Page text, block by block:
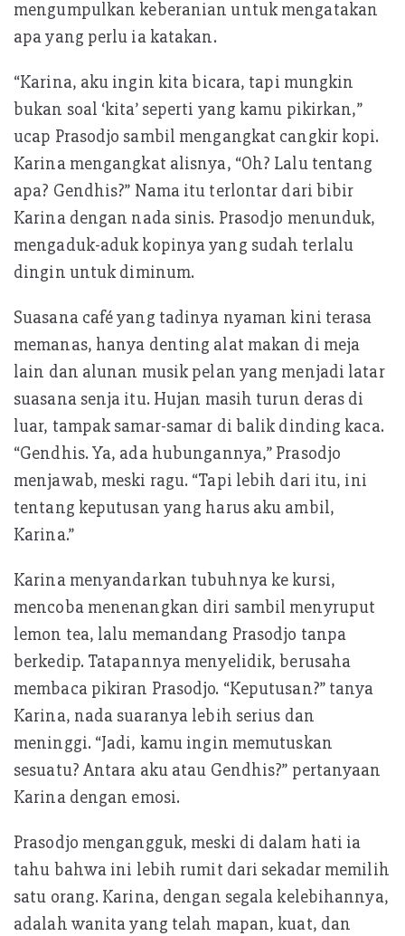
mengumpulkan keberanian untuk mengatakan
apa yang perlu ia katakan.
“Karina, aku ingin kita bicara, tapi mungkin
bukan soal ‘kita’ seperti yang kamu pikirkan,”
ucap Prasodjo sambil mengangkat cangkir kopi.
Karina mengangkat alisnya, “Oh? Lalu tentang
apa? Gendhis?” Nama itu terlontar dari bibir
Karina dengan nada sinis. Prasodjo menunduk,
mengaduk-aduk kopinya yang sudah terlalu
dingin untuk diminum.
Suasana café yang tadinya nyaman kini terasa
memanas, hanya denting alat makan di meja
lain dan alunan musik pelan yang menjadi latar
suasana senja itu. Hujan masih turun deras di
luar, tampak samar-samar di balik dinding kaca.
“Gendhis. Ya, ada hubungannya,” Prasodjo
menjawab, meski ragu. “Tapi lebih dari itu, ini
tentang keputusan yang harus aku ambil,
Karina.”
Karina menyandarkan tubuhnya ke kursi,
mencoba menenangkan diri sambil menyruput
lemon tea, lalu memandang Prasodjo tanpa
berkedip. Tatapannya menyelidik, berusaha
membaca pikiran Prasodjo. “Keputusan?” tanya
Karina, nada suaranya lebih serius dan
meninggi. “Jadi, kamu ingin memutuskan
sesuatu? Antara aku atau Gendhis?” pertanyaan
Karina dengan emosi.
Prasodjo mengangguk, meski di dalam hati ia
tahu bahwa ini lebih rumit dari sekadar memilih
satu orang. Karina, dengan segala kelebihannya,
adalah wanita yang telah mapan, kuat, dan